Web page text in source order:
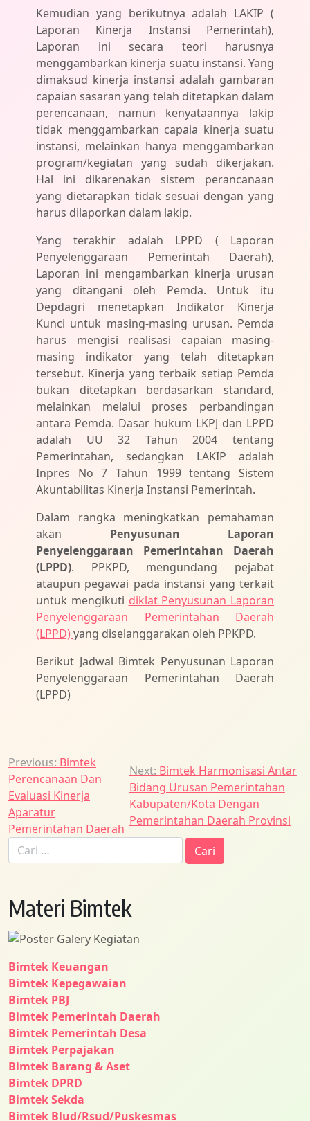
Kemudian yang berikutnya adalah LAKIP (
Laporan Kinerja Instansi Pemerintah),
Laporan ini secara teori harusnya
menggambarkan kinerja suatu instansi. Yang
dimaksud kinerja instansi adalah gambaran
capaian sasaran yang telah ditetapkan dalam
perencanaan, namun kenyataannya lakip
tidak menggambarkan capaia kinerja suatu
instansi, melainkan hanya menggambarkan
program/kegiatan yang sudah dikerjakan.
Hal ini dikarenakan sistem perancanaan
yang dietarapkan tidak sesuai dengan yang
harus dilaporkan dalam lakip.
Yang terakhir adalah LPPD ( Laporan
Penyelenggaraan Pemerintah Daerah),
Laporan ini mengambarkan kinerja urusan
yang ditangani oleh Pemda. Untuk itu
Depdagri menetapkan Indikator Kinerja
Kunci untuk masing-masing urusan. Pemda
harus mengisi realisasi capaian masing-
masing indikator yang telah ditetapkan
tersebut. Kinerja yang terbaik setiap Pemda
bukan ditetapkan berdasarkan standard,
melainkan melalui proses perbandingan
antara Pemda. Dasar hukum LKPJ dan LPPD
adalah UU 32 Tahun 2004 tentang
Pemerintahan, sedangkan LAKIP adalah
Inpres No 7 Tahun 1999 tentang Sistem
Akuntabilitas Kinerja Instansi Pemerintah.
Dalam rangka meningkatkan pemahaman
akan Penyusunan Laporan
Penyelenggaraan Pemerintahan Daerah
(LPPD). PPKPD, mengundang pejabat
ataupun pegawai pada instansi yang terkait
untuk mengikuti diklat Penyusunan Laporan
Penyelenggaraan Pemerintahan Daerah
(LPPD) yang diselanggarakan oleh PPKPD.
Berikut Jadwal Bimtek Penyusunan Laporan
Penyelenggaraan Pemerintahan Daerah
(LPPD)
Navigasi
pos
Previous: Bimtek
Perencanaan Dan
Evaluasi Kinerja
Aparatur
Pemerintahan Daerah
Next: Bimtek Harmonisasi Antar
Bidang Urusan Pemerintahan
Kabupaten/Kota Dengan
Pemerintahan Daerah Provinsi
Cari
untuk:
Materi Bimtek
Bimtek Keuangan
Bimtek Kepegawaian
Bimtek PBJ
Bimtek Pemerintah Daerah
Bimtek Pemerintah Desa
Bimtek Perpajakan
Bimtek Barang & Aset
Bimtek DPRD
Bimtek Sekda
Bimtek Blud/Rsud/Puskesmas